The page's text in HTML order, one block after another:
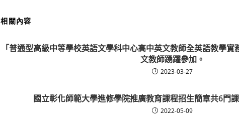
相關內容
「普通型高級中等學校英語文學科中心高中英文教師全英語教學
文教師踴躍參加。
2023-03-27
國立彰化師範大學進修學院推廣教育課程招生簡章共6門
2022-05-09